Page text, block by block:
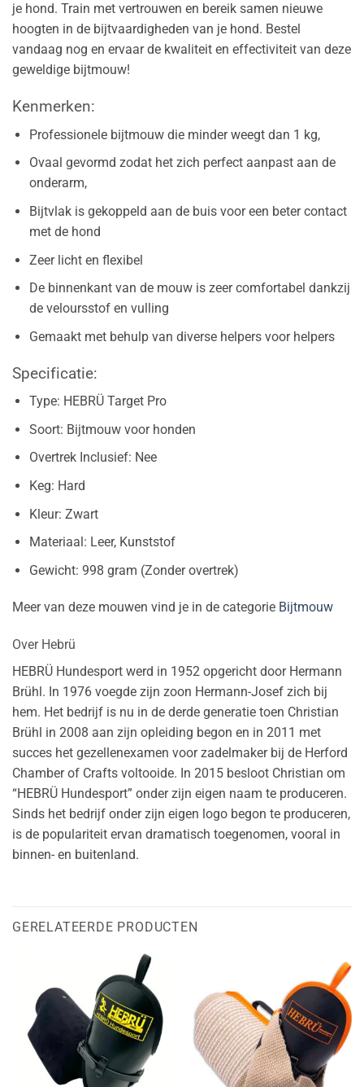
je hond. Train met vertrouwen en bereik samen nieuwe
hoogten in de bijtvaardigheden van je hond. Bestel
vandaag nog en ervaar de kwaliteit en effectiviteit van deze
geweldige bijtmouw!
Kenmerken:
Professionele bijtmouw die minder weegt dan 1 kg,
Ovaal gevormd zodat het zich perfect aanpast aan de
onderarm,
Bijtvlak is gekoppeld aan de buis voor een beter contact
met de hond
Zeer licht en flexibel
De binnenkant van de mouw is zeer comfortabel dankzij
de veloursstof en vulling
Gemaakt met behulp van diverse helpers voor helpers
Specificatie:
Type: HEBRÜ Target Pro
Soort: Bijtmouw voor honden
Overtrek Inclusief: Nee
Keg: Hard
Kleur: Zwart
Materiaal: Leer, Kunststof
Gewicht: 998 gram (Zonder overtrek)
Meer van deze mouwen vind je in de categorie Bijtmouw
Over Hebrü
HEBRÜ Hundesport werd in 1952 opgericht door Hermann
Brühl. In 1976 voegde zijn zoon Hermann-Josef zich bij
hem. Het bedrijf is nu in de derde generatie toen Christian
Brühl in 2008 aan zijn opleiding begon en in 2011 met
succes het gezellenexamen voor zadelmaker bij de Herford
Chamber of Crafts voltooide. In 2015 besloot Christian om
“HEBRÜ Hundesport” onder zijn eigen naam te produceren.
Sinds het bedrijf onder zijn eigen logo begon te produceren,
is de populariteit ervan dramatisch toegenomen, vooral in
binnen- en buitenland.
GERELATEERDE PRODUCTEN